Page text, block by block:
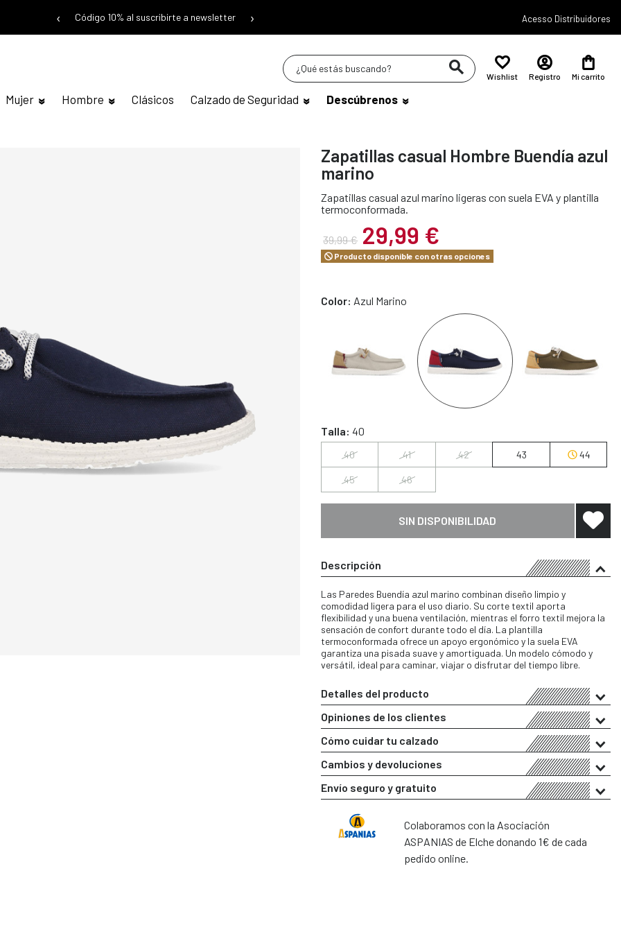
‹ Código 10% al suscribirte a newsletter › Acesso Distribuidores
Mujer Hombre Clásicos Calzado de Seguridad Descúbrenos
Wishlist Registro Mi carrito
Zapatillas casual Hombre Buendía azul
marino
Zapatillas casual azul marino ligeras con suela EVA y plantilla
termoconformada.
39,99 € 29,99 €
Producto disponible con otras opciones
Color: Azul Marino
Talla: 40
40 41 42 43 44
45 46
SIN DISPONIBILIDAD
Descripción
Las Paredes Buendía azul marino combinan diseño limpio y
comodidad ligera para el uso diario. Su corte textil aporta
flexibilidad y una buena ventilación, mientras el forro textil mejora la
sensación de confort durante todo el día. La plantilla
termoconformada ofrece un apoyo ergonómico y la suela EVA
garantiza una pisada suave y amortiguada. Un modelo cómodo y
versátil, ideal para caminar, viajar o disfrutar del tiempo libre.
Detalles del producto
Opiniones de los clientes
Cómo cuidar tu calzado
Cambios y devoluciones
Envío seguro y gratuito
Colaboramos con la Asociación
ASPANIAS de Elche donando 1€ de cada
pedido online.